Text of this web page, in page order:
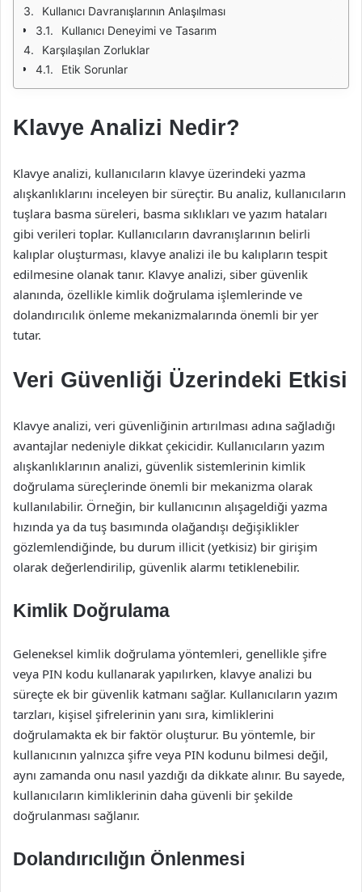
Kullanıcı Davranışlarının Anlaşılması
Kullanıcı Deneyimi ve Tasarım
Karşılaşılan Zorluklar
Etik Sorunlar
Klavye Analizi Nedir?
Klavye analizi, kullanıcıların klavye üzerindeki yazma
alışkanlıklarını inceleyen bir süreçtir. Bu analiz, kullanıcıların
tuşlara basma süreleri, basma sıklıkları ve yazım hataları
gibi verileri toplar. Kullanıcıların davranışlarının belirli
kalıplar oluşturması, klavye analizi ile bu kalıpların tespit
edilmesine olanak tanır. Klavye analizi, siber güvenlik
alanında, özellikle kimlik doğrulama işlemlerinde ve
dolandırıcılık önleme mekanizmalarında önemli bir yer
tutar.
Veri Güvenliği Üzerindeki Etkisi
Klavye analizi, veri güvenliğinin artırılması adına sağladığı
avantajlar nedeniyle dikkat çekicidir. Kullanıcıların yazım
alışkanlıklarının analizi, güvenlik sistemlerinin kimlik
doğrulama süreçlerinde önemli bir mekanizma olarak
kullanılabilir. Örneğin, bir kullanıcının alışageldiği yazma
hızında ya da tuş basımında olağandışı değişiklikler
gözlemlendiğinde, bu durum illicit (yetkisiz) bir girişim
olarak değerlendirilip, güvenlik alarmı tetiklenebilir.
Kimlik Doğrulama
Geleneksel kimlik doğrulama yöntemleri, genellikle şifre
veya PIN kodu kullanarak yapılırken, klavye analizi bu
süreçte ek bir güvenlik katmanı sağlar. Kullanıcıların yazım
tarzları, kişisel şifrelerinin yanı sıra, kimliklerini
doğrulamakta ek bir faktör oluşturur. Bu yöntemle, bir
kullanıcının yalnızca şifre veya PIN kodunu bilmesi değil,
aynı zamanda onu nasıl yazdığı da dikkate alınır. Bu sayede,
kullanıcıların kimliklerinin daha güvenli bir şekilde
doğrulanması sağlanır.
Dolandırıcılığın Önlenmesi